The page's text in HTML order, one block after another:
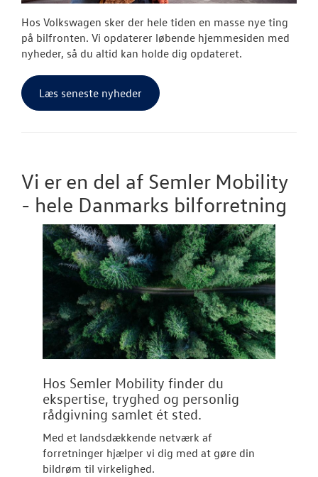
Hos Volkswagen sker der hele tiden en masse nye ting
på bilfronten. Vi opdaterer løbende hjemmesiden med
nyheder, så du altid kan holde dig opdateret.
Læs seneste nyheder
Vi er en del af Semler Mobility
- hele Danmarks bilforretning
Hos Semler Mobility finder du
ekspertise, tryghed og personlig
rådgivning samlet ét sted.
Med et landsdækkende netværk af
forretninger hjælper vi dig med at gøre din
bildrøm til virkelighed.